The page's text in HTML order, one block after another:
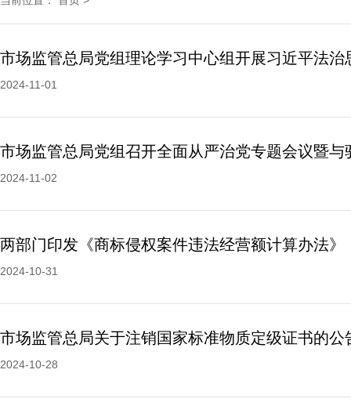
市场监管总局党组理论学习中心组开展习近平法治
2024-11-01
2024-11-02
两部门印发《商标侵权案件违法经营额计算办法》
2024-10-31
市场监管总局关于注销国家标准物质定级证书的公
2024-10-28